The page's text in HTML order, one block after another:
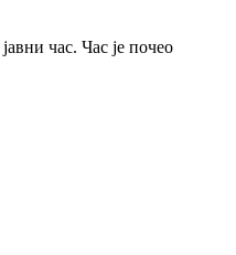
час. Час је почео